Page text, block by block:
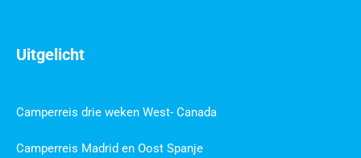
Uitgelicht
Camperreis drie weken West- Canada
Camperreis Madrid en Oost Spanje